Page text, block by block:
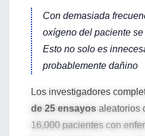
Con demasiada
oxígeno del paciente
Esto no solo es
probablemente dañino
Los investigadores
de 25 ensayos aleatorios
16,000 pacientes con